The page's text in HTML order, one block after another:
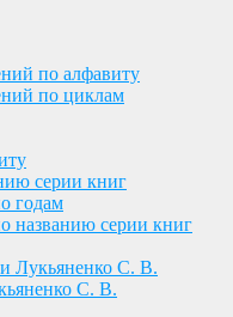
по алфавиту
по циклам
серии книг
годам
названию серии книг
Лукьяненко С. В.
С. В.